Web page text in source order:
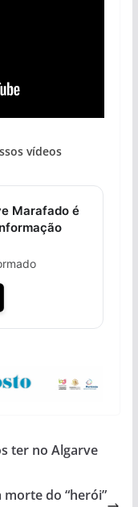
vídeos
Marafado é
ter no Algarve
do “herói”